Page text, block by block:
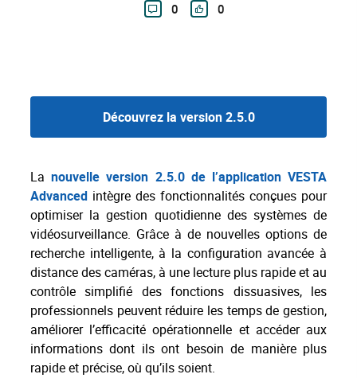
0 0
Découvrez la version 2.5.0
Lanouvelle version 2.5.0 de l’application VESTA
Advanced intègre des fonctionnalités conçues pour
optimiser la gestion quotidienne des systèmes de
vidéosurveillance. Grâce à de nouvelles options de
recherche intelligente, à la configuration avancée à
distance des caméras, à une lecture plus rapide et au
contrôle simplifié des fonctions dissuasives, les
professionnels peuvent réduire les temps de gestion,
améliorer l’efficacité opérationnelle et accéder aux
informations dont ils ont besoin de manière plus
rapide et précise, où qu’ils soient.